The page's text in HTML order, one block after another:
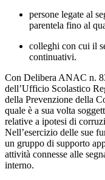
persone legate al
parentela fino al
colleghi con cui il
continuativi.
Con Delibera ANAC n.
dell’Ufficio Scolastico
della Prevenzione della
quale è a sua volta
relative a ipotesi di
Nell’esercizio delle sue
un gruppo di supporto
attività connesse alle
interno.